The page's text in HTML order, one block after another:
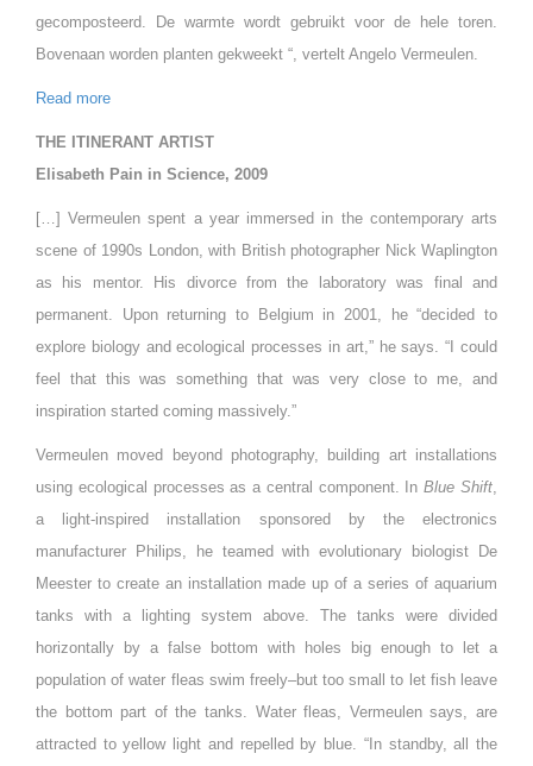
gecomposteerd. De warmte wordt gebruikt voor de hele toren.
Bovenaan worden planten gekweekt “, vertelt Angelo Vermeulen.
Read more
THE ITINERANT ARTIST
Elisabeth Pain in Science, 2009
[…] Vermeulen spent a year immersed in the contemporary arts
scene of 1990s London, with British photographer Nick Waplington
as his mentor. His divorce from the laboratory was final and
permanent. Upon returning to Belgium in 2001, he “decided to
explore biology and ecological processes in art,” he says. “I could
feel that this was something that was very close to me, and
inspiration started coming massively.”
Vermeulen moved beyond photography, building art installations
using ecological processes as a central component. InBlue Shift,
a light-inspired installation sponsored by the electronics
manufacturer Philips, he teamed with evolutionary biologist De
Meester to create an installation made up of a series of aquarium
tanks with a lighting system above. The tanks were divided
horizontally by a false bottom with holes big enough to let a
population of water fleas swim freely–but too small to let fish leave
the bottom part of the tanks. Water fleas, Vermeulen says, are
attracted to yellow light and repelled by blue. “In standby, all the